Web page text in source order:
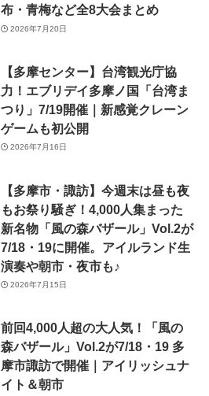
布・青梅など全8大会まとめ
2026年7月20日
【多摩センター】台湾観光庁協
力！エブリデイ多摩ノ国「台湾ま
つり」7/19開催｜新感覚クレーン
ゲームも初公開
2026年7月16日
【多摩市・諏訪】今週末は昼も夜
もお祭り騒ぎ！4,000人集まった
新名物「風の森バザール」Vol.2が
7/18・19に開催。アイルランド生
演奏や朝市・夜市も♪
2026年7月15日
前回4,000人超の大人気！「風の
森バザール」Vol.2が7/18・19 多
摩市諏訪で開催｜アイリッシュナ
イト＆朝市